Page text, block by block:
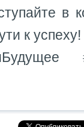
в
к успеху!